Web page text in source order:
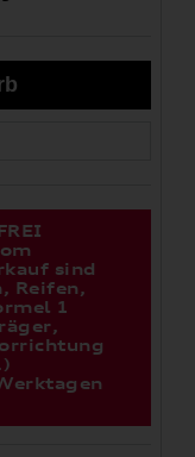
sind
Reifen,
1